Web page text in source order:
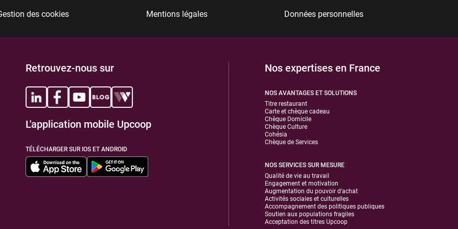
des cookies Mentions légales Données personnelles
Retrouvez-nous sur
L'application mobile Upcoop
TÉLÉCHARGER SUR IOS ET ANDROID
Nos expertises en France
NOS AVANTAGES ET SOLUTIONS
Titre restaurant
Carte et chèque cadeau
Chèque Domicile
Chèque Culture
Cohésia
Chèque de Services
NOS SERVICES SUR MESURE
Qualité de vie au travail
Engagement et motivation
Augmentation du pouvoir d'achat
Activités sociales et culturelles
Accompagnement des politiques publiques
Soutien aux populations fragiles
Acceptation des titres Upcoop